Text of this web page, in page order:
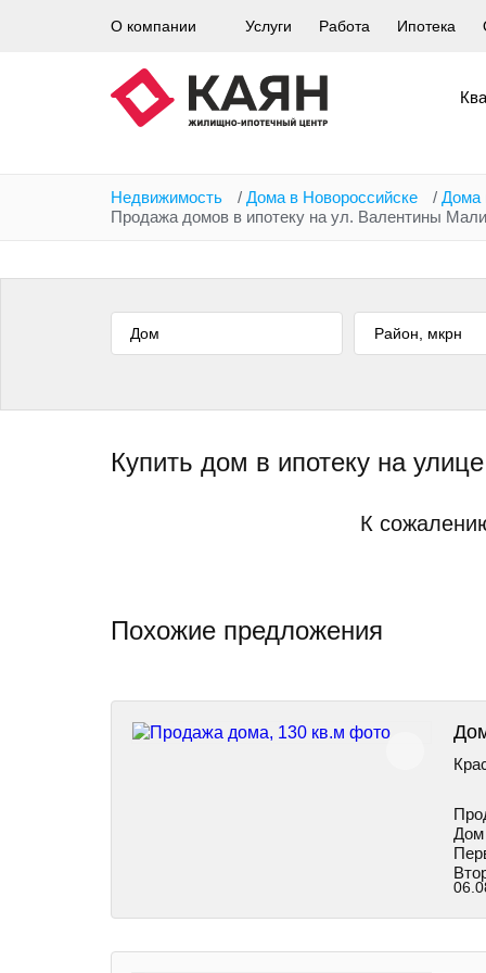
О компании Услуги Работа Ипотека
Недвижимость / Дома в Новороссийске / Дома
Продажа домов в ипотеку на ул. Валентины
Дом
Купить дом в ипотеку на
К
Похожие предложения
Дом